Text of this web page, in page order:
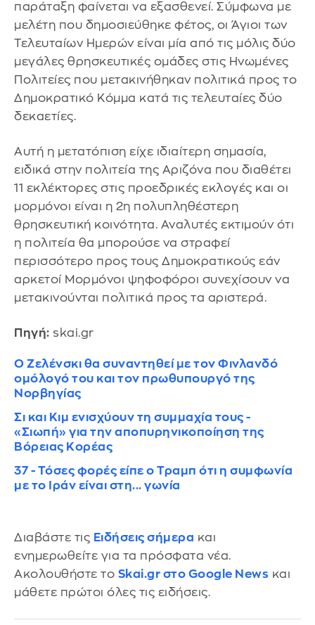
παράταξη φαίνεται να εξασθενεί. Σύμφωνα με
μελέτη που δημοσιεύθηκε φέτος, οι Άγιοι των
Τελευταίων Ημερών είναι μία από τις μόλις δύο
μεγάλες θρησκευτικές ομάδες στις Ηνωμένες
Πολιτείες που μετακινήθηκαν πολιτικά προς το
Δημοκρατικό Κόμμα κατά τις τελευταίες δύο
δεκαετίες.
Αυτή η μετατόπιση είχε ιδιαίτερη σημασία,
ειδικά στην πολιτεία της Αριζόνα που διαθέτει
11 εκλέκτορες στις προεδρικές εκλογές και οι
μορμόνοι είναι η 2η πολυπληθέστερη
θρησκευτική κοινότητα. Αναλυτές εκτιμούν ότι
η πολιτεία θα μπορούσε να στραφεί
περισσότερο προς τους Δημοκρατικούς εάν
αρκετοί Μορμόνοι ψηφοφόροι συνεχίσουν να
μετακινούνται πολιτικά προς τα αριστερά.
Πηγή: skai.gr
Ο Ζελένσκι θα συναντηθεί με τον Φινλανδό
ομόλογό του και τον πρωθυπουργό της
Νορβηγίας
Σι και Κιμ ενισχύουν τη συμμαχία τους -
«Σιωπή» για την αποπυρηνικοποίηση της
Βόρειας Κορέας
37 - Τόσες φορές είπε ο Τραμπ ότι η συμφωνία
με το Ιράν είναι στη... γωνία
Διαβάστε τις Ειδήσεις σήμερα και
ενημερωθείτε για τα πρόσφατα νέα.
Ακολουθήστε το Skai.gr στο Google News και
μάθετε πρώτοι όλες τις ειδήσεις.